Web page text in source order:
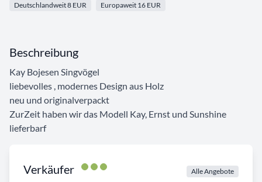
Deutschlandweit 8 EUR Europaweit 16 EUR
Verkäufer Alle Angebote
Beschreibung
Kay Bojesen Singvögel
liebevolles , modernes Design aus Holz
neu und originalverpackt
ZurZeit haben wir das Modell Kay, Ernst und Sunshine
lieferbarf